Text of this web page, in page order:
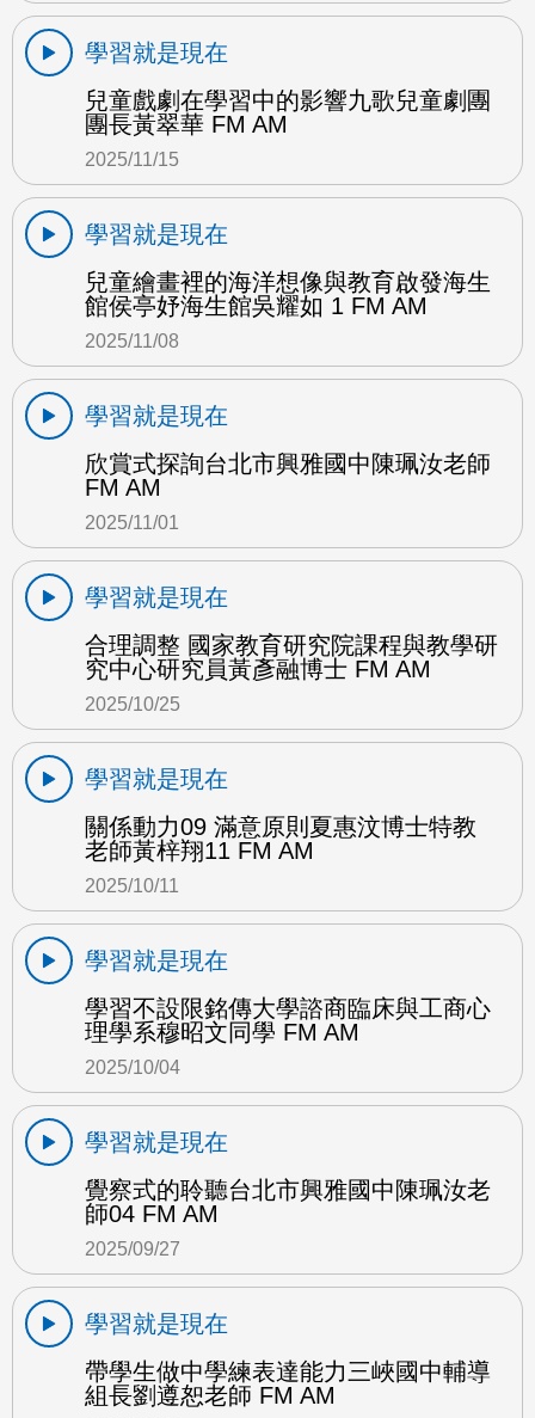
學習就是現在
兒童戲劇在學習中的影響九歌兒童劇團
團長黃翠華 FM AM
2025/11/15
學習就是現在
兒童繪畫裡的海洋想像與教育啟發海生
館侯亭妤海生館吳耀如 1 FM AM
2025/11/08
學習就是現在
欣賞式探詢台北市興雅國中陳珮汝老師
FM AM
2025/11/01
學習就是現在
合理調整 國家教育研究院課程與教學研
究中心研究員黃彥融博士 FM AM
2025/10/25
學習就是現在
關係動力09 滿意原則夏惠汶博士特教
老師黃梓翔11 FM AM
2025/10/11
學習就是現在
學習不設限銘傳大學諮商臨床與工商心
理學系穆昭文同學 FM AM
2025/10/04
學習就是現在
覺察式的聆聽台北市興雅國中陳珮汝老
師04 FM AM
2025/09/27
學習就是現在
帶學生做中學練表達能力三峽國中輔導
組長劉遵恕老師 FM AM